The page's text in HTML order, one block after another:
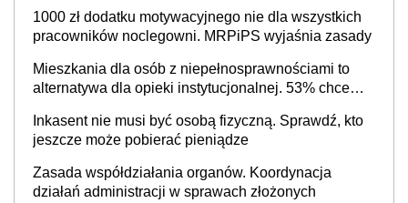
cały kraj
1000 zł dodatku motywacyjnego nie dla wszystkich
pracowników noclegowni. MRPiPS wyjaśnia zasady
Mieszkania dla osób z niepełnosprawnościami to
alternatywa dla opieki instytucjonalnej. 53% chce
Inkasent nie musi być osobą fizyczną. Sprawdź, kto
jeszcze może pobierać pieniądze
Zasada współdziałania organów. Koordynacja
działań administracji w sprawach złożonych